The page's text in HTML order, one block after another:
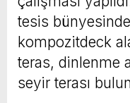
tesis
kompozitdeck
teras, dinlenme
seyir terası